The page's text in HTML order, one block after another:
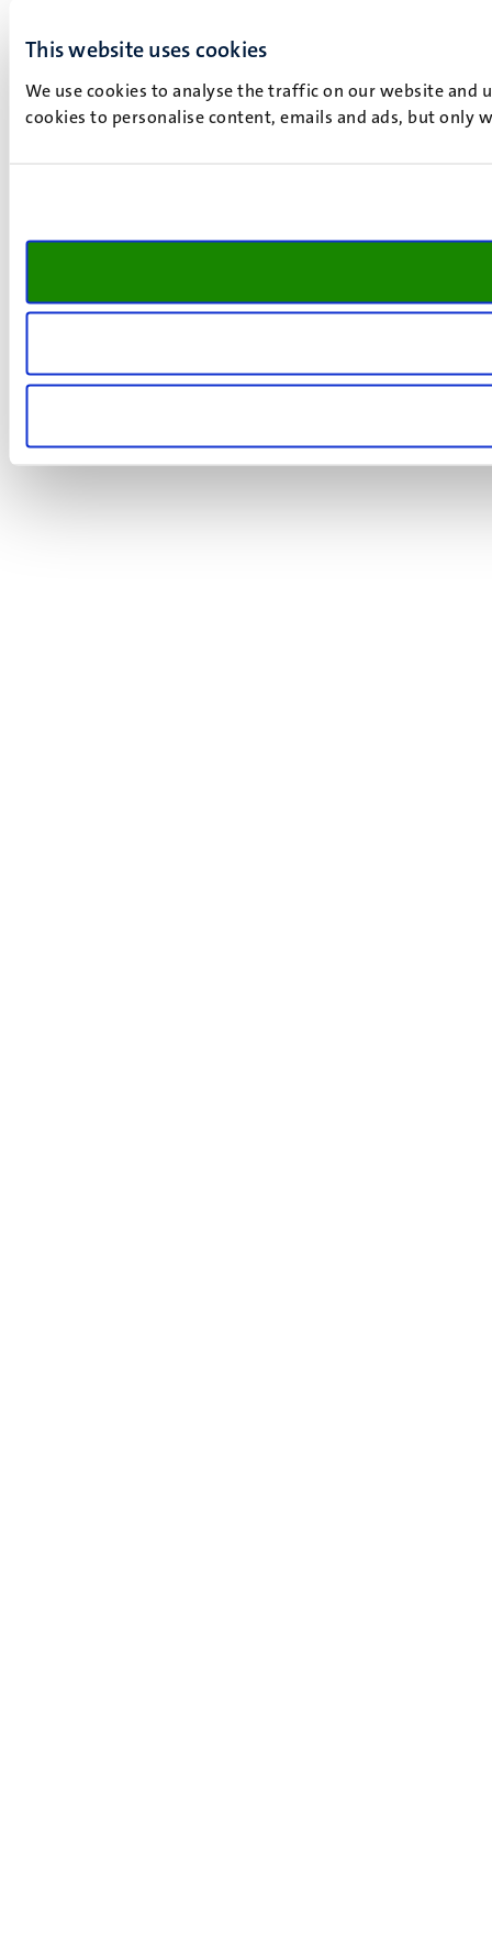
This website uses cookies
We use cookies to analyse the traffic on our website and
cookies to personalise content, emails and ads, but only